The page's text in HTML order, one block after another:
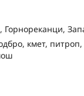
Горнореканци,
кмет,